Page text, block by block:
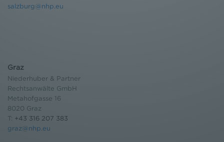
salzburg@nhp.eu
Graz
Niederhuber & Partner
Rechtsanwälte GmbH
Metahofgasse 16
8020 Graz
T: +43 316 207 383
graz@nhp.eu